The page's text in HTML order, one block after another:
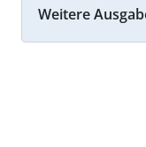
Weitere